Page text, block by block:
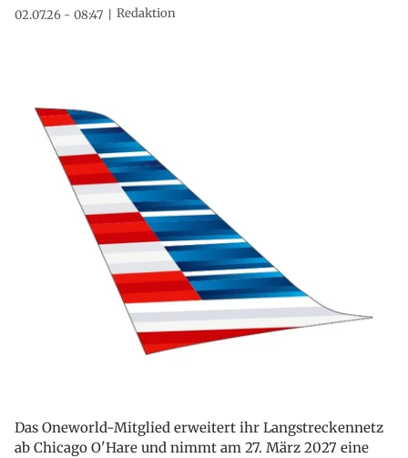
02.07.26 - 08:47 Redaktion
Das Oneworld-Mitglied erweitert ihr Langstreckennetz
ab Chicago O'Hare und nimmt am 27. März 2027 eine